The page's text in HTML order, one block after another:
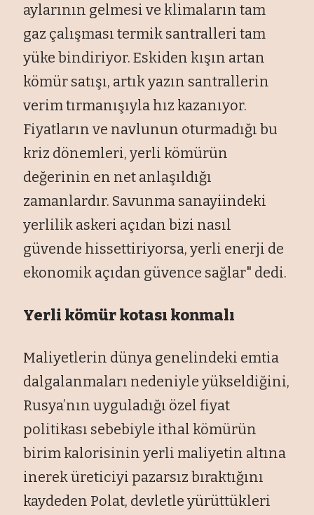
aylarının gelmesi ve klimaların tam
gaz çalışması termik santralleri tam
yüke bindiriyor. Eskiden kışın artan
kömür satışı, artık yazın santrallerin
verim tırmanışıyla hız kazanıyor.
Fiyatların ve navlunun oturmadığı bu
kriz dönemleri, yerli kömürün
değerinin en net anlaşıldığı
zamanlardır. Savunma sanayiindeki
yerlilik askeri açıdan bizi nasıl
güvende hissettiriyorsa, yerli enerji de
ekonomik açıdan güvence sağlar" dedi.
Yerli kömür kotası konmalı
Maliyetlerin dünya genelindeki emtia
dalgalanmaları nedeniyle yükseldiğini,
Rusya’nın uyguladığı özel fiyat
politikası sebebiyle ithal kömürün
birim kalorisinin yerli maliyetin altına
inerek üreticiyi pazarsız bıraktığını
kaydeden Polat, devletle yürüttükleri